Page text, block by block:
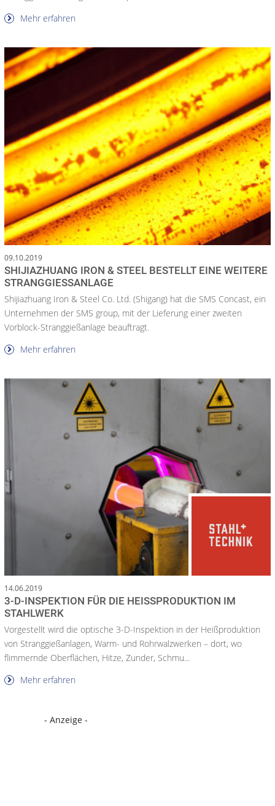
Mehr erfahren
09.10.2019
SHIJIAZHUANG IRON & STEEL BESTELLT EINE WEITERE
STRANGGIESSANLAGE
Shijiazhuang Iron & Steel Co. Ltd. (Shigang) hat die SMS Concast, ein
Unternehmen der SMS group, mit der Lieferung einer zweiten
Vorblock-Stranggießanlage beauftragt.
Mehr erfahren
14.06.2019
3-D-INSPEKTION FÜR DIE HEISSPRODUKTION IM S
TAHLWERK
Vorgestellt wird die optische 3-D-Inspektion in der Heißproduktion
von Stranggießanlagen, Warm- und Rohrwalzwerken – dort, wo
flimmernde Oberflächen, Hitze, Zunder, Schmu...
Mehr erfahren
- Anzeige -